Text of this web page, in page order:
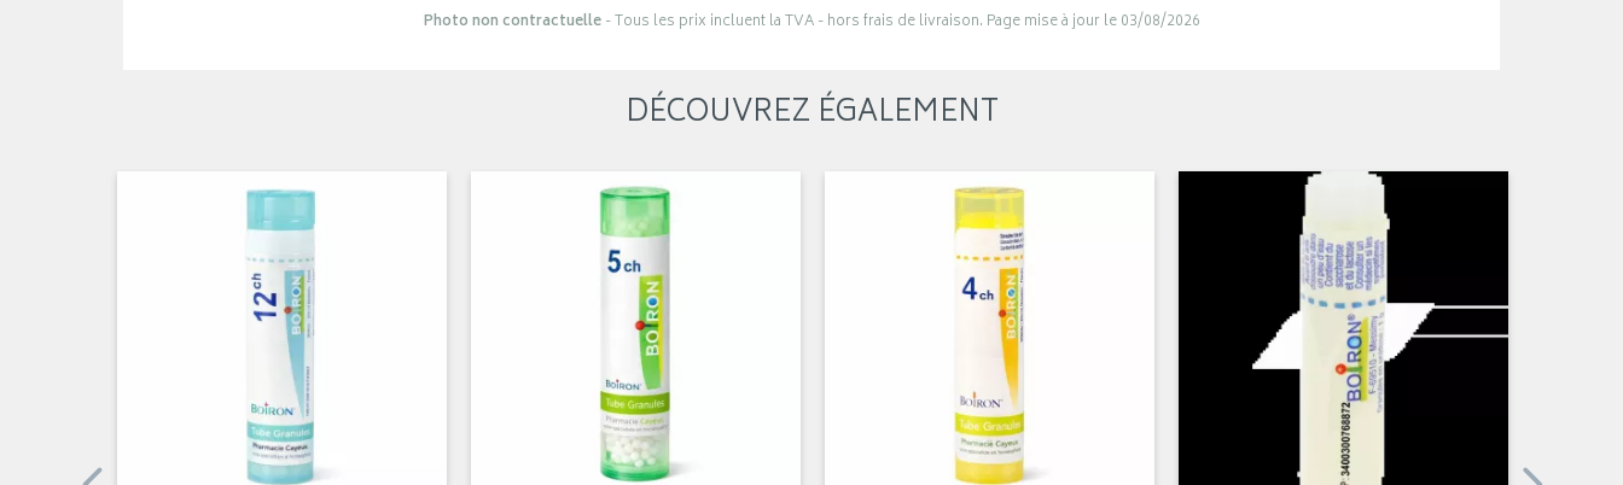
Photo non contractuelle- Tous les prix incluent la TVA - hors frais de livraison. Page mise à jour le 03/08/2026
DÉCOUVREZ ÉGALEMENT